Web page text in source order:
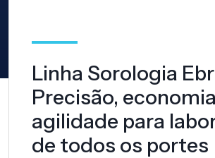
Linha Sorologia
Precisão,
agilidade para
de todos os portes